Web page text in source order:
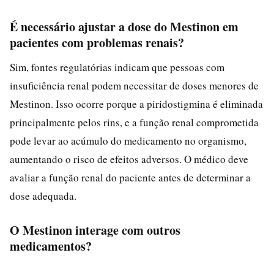
É necessário ajustar a dose do Mestinon em
pacientes com problemas renais?
Sim, fontes regulatórias indicam que pessoas com
insuficiência renal podem necessitar de doses menores de
Mestinon. Isso ocorre porque a piridostigmina é eliminada
principalmente pelos rins, e a função renal comprometida
pode levar ao acúmulo do medicamento no organismo,
aumentando o risco de efeitos adversos. O médico deve
avaliar a função renal do paciente antes de determinar a
dose adequada.
O Mestinon interage com outros
medicamentos?